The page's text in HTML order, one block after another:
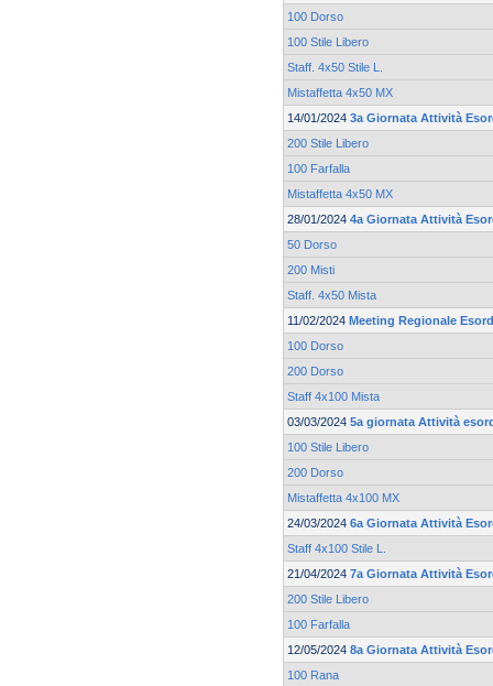
100 Dorso
100 Stile Libero
Staff. 4x50 Stile L.
Mistaffetta 4x50 MX
14/01/2024 3a Giornata Attività
200 Stile Libero
100 Farfalla
Mistaffetta 4x50 MX
28/01/2024 4a Giornata Attività
50 Dorso
200 Misti
Staff. 4x50 Mista
11/02/2024 Meeting Regionale
100 Dorso
200 Dorso
Staff 4x100 Mista
03/03/2024 5a giornata Attività
100 Stile Libero
200 Dorso
Mistaffetta 4x100 MX
24/03/2024 6a Giornata Attività
Staff 4x100 Stile L.
21/04/2024 7a Giornata Attività
200 Stile Libero
100 Farfalla
12/05/2024 8a Giornata Attività
100 Rana